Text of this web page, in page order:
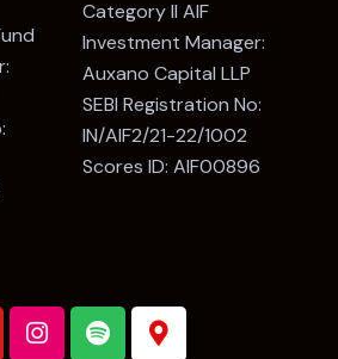
Category II AIF
Investment Manager:
Auxano Capital LLP
SEBI Registration No:
IN/AIF2/21-22/1002
Scores ID: AIF00896